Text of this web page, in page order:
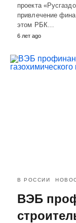
проекта
привлечение
этом РБК…
6 лет ago
В РОССИИ
ВЭБ